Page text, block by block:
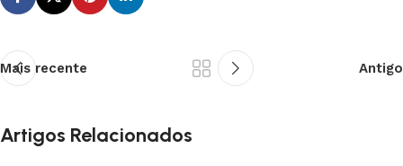
Mais recente Antigo
Artigos Relacionados